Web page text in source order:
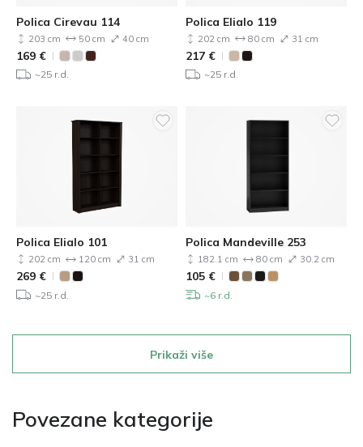
Polica Cirevau 114
203 cm 50 cm 40 cm
169 €
~25 r.d.
Polica Elialo 119
202 cm 80 cm 31 cm
217 €
~25 r.d.
Polica Elialo 101
202 cm 120 cm 31 cm
269 €
~25 r.d.
Polica Mandeville 253
182.1 cm 80 cm 30.2 cm
105 €
~6 r.d.
Prikaži više
Povezane kategorije